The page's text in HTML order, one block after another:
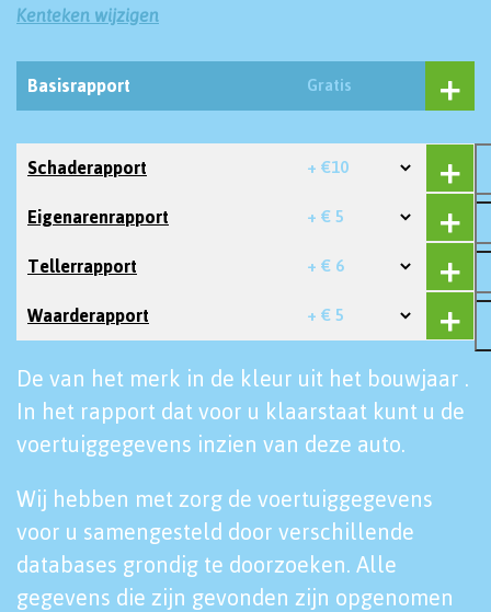
Kenteken wijzigen
Basisrapport Gratis
Schaderapport + €10
Eigenarenrapport + € 5
Tellerrapport + € 6
Waarderapport + € 5
De van het merk in de kleur uit het bouwjaar .
In het rapport dat voor u klaarstaat kunt u de
voertuiggegevens inzien van deze auto.
Wij hebben met zorg de voertuiggegevens
voor u samengesteld door verschillende
databases grondig te doorzoeken. Alle
gegevens die zijn gevonden zijn opgenomen